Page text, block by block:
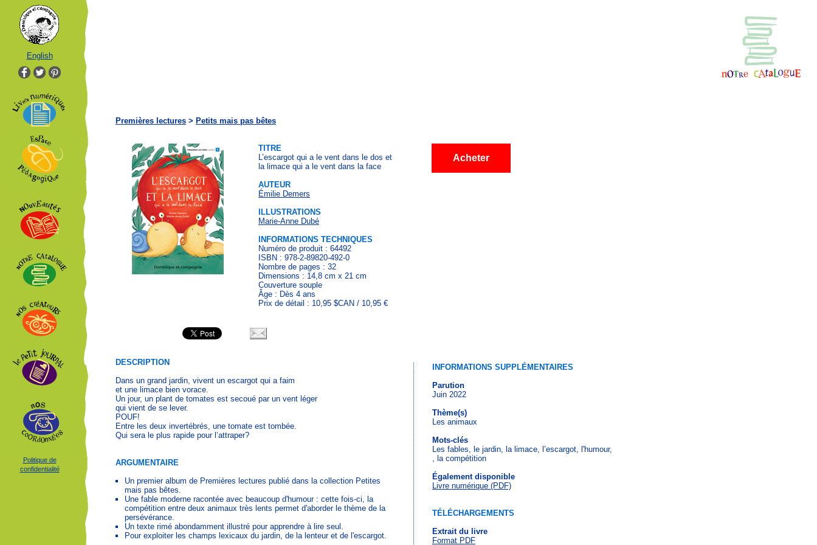
English
Politique de
confidentialité
Premières lectures > Petits mais pas bêtes
TITRE
L’escargot qui a le vent dans le dos et
la limace qui a le vent dans la face
AUTEUR
Émilie Demers
ILLUSTRATIONS
Marie-Anne Dubé
INFORMATIONS TECHNIQUES
Numéro de produit : 64492
ISBN : 978-2-89820-492-0
Nombre de pages : 32
Dimensions : 14,8 cm x 21 cm
Couverture souple
Âge : Dès 4 ans
Prix de détail : 10,95 $CAN / 10,95 €
Acheter
DESCRIPTION
Dans un grand jardin, vivent un escargot qui a faim
et une limace bien vorace.
Un jour, un plant de tomates est secoué par un vent léger
qui vient de se lever.
POUF!
Entre les deux invertébrés, une tomate est tombée.
Qui sera le plus rapide pour l’attraper?
ARGUMENTAIRE
Un premier album de Premières lectures publié dans la collection Petites
mais pas bêtes.
Une fable moderne racontée avec beaucoup d'humour : cette fois-ci, la
compétition entre deux animaux très lents permet d'aborder le thème de la
persévérance.
Un texte rimé abondamment illustré pour apprendre à lire seul.
Pour exploiter les champs lexicaux du jardin, de la lenteur et de l'escargot.
INFORMATIONS SUPPLÉMENTAIRES
Parution
Juin 2022
Thème(s)
Les animaux
Mots-clés
Les fables, le jardin, la limace, l’escargot, l'humour,
, la compétition
Également disponible
Livre numérique (PDF)
TÉLÉCHARGEMENTS
Extrait du livre
Format PDF